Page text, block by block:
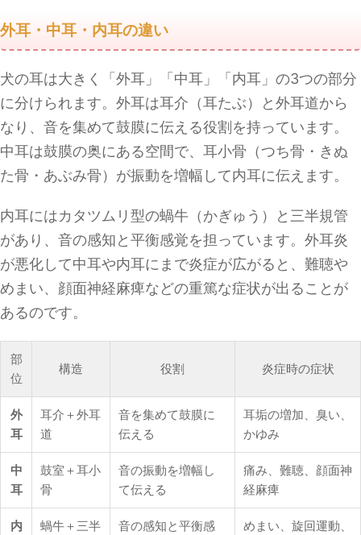
外耳・中耳・内耳の違い
犬の耳は大きく「外耳」「中耳」「内耳」の3つの部分
に分けられます。外耳は耳介（耳たぶ）と外耳道から
なり、音を集めて鼓膜に伝える役割を持っています。
中耳は鼓膜の奥にある空間で、耳小骨（つち骨・きぬ
た骨・あぶみ骨）が振動を増幅して内耳に伝えます。
内耳にはカタツムリ型の蝸牛（かぎゅう）と三半規管
があり、音の感知と平衡感覚を担っています。外耳炎
が悪化して中耳や内耳にまで炎症が広がると、難聴や
めまい、顔面神経麻痺などの重篤な症状が出ることが
あるのです。
部
位
構造 役割 炎症時の症状
外
耳
耳介＋外耳
道
音を集めて鼓膜に
伝える
耳垢の増加、臭い、
かゆみ
中
耳
鼓室＋耳小
骨
音の振動を増幅し
て伝える
痛み、難聴、顔面神
経麻痺
内
蝸牛＋三半
音の感知と平衡感
めまい、旋回運動、